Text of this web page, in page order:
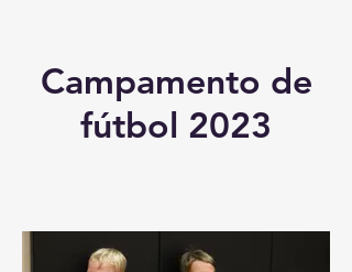
Campamento de
fútbol 2023